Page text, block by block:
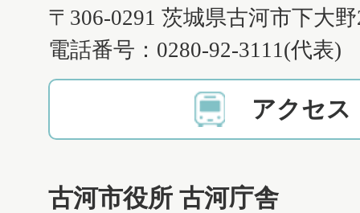
〒306-0291 茨城県古河市下大
電話番号：0280-92-3111(代表)
アクセス
古河市役所 古河庁舎